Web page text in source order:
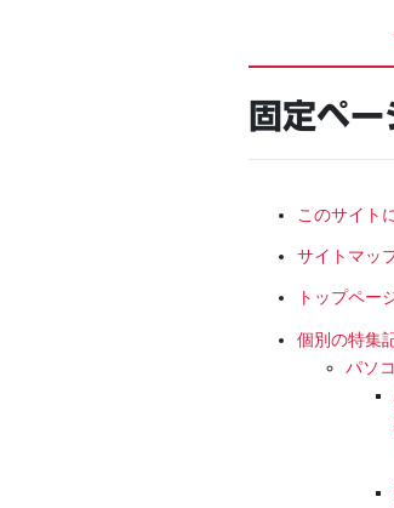
固定ペー
このサイト
サイトマッ
トップペー
個別の特集
パソ